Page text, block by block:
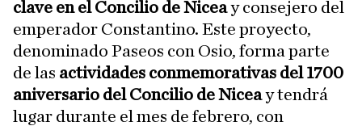
clave en el Concilio de Niceay consejero del
emperador Constantino. Este proyecto,
denominado Paseos con Osio, forma parte
de las actividades conmemorativas del 1700
aniversario del Concilio de Niceay tendrá
lugar durante el mes de febrero, con